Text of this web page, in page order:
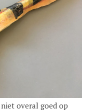
overal goed op